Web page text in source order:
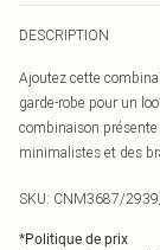
DESCRIPTION
Ajoutez cette
garde-robe pour un
combinaison
minimalistes et des
SKU: CNM3687/
*Politique de prix